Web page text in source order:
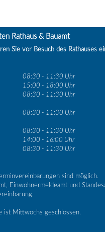
Rathaus & Bauamt
Sie vor Besuch des Rathauses
08:30 - 11:30 Uhr
15:00 - 18:00 Uhr
08:30 - 11:30 Uhr
08:30 - 11:30 Uhr
08:30 - 11:30 Uhr
14:00 - 16:00 Uhr
08:30 - 11:30 Uhr
sind möglich.
Einwohnermeldeamt und
ist Mittwochs geschlossen.